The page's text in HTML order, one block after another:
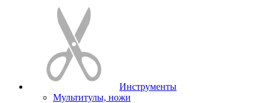
Инструменты
Мультитулы, ножи